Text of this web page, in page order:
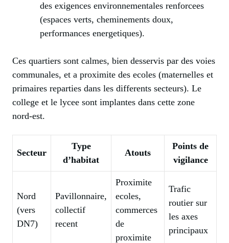
des exigences environnementales renforcees
(espaces verts, cheminements doux,
performances energetiques).
Ces quartiers sont calmes, bien desservis par des voies
communales, et a proximite des ecoles (maternelles et
primaires reparties dans les differents secteurs). Le
college et le lycee sont implantes dans cette zone
nord-est.
Secteur
Type
d’habitat
Atouts
Points de
vigilance
Nord
(vers
DN7)
Pavillonnaire,
collectif
recent
Proximite
ecoles,
commerces
de
proximite
Trafic
routier sur
les axes
principaux